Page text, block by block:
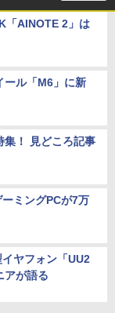
「AINOTE 2」は
ール「M6」に新
集！ 見どころ記事
ミングPCが7万
ヤフォン「UU2
アが語る